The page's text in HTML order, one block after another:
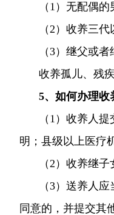
（ 1）无配偶
（2） 收养三代
（3） 继父或者
收养孤儿、残
5、如何办理收
（1）收养人
明；县级以上医疗
（2）收养继
（3）送养人
同意的，并提交其